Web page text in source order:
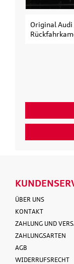
Original Audi
ÜBER UNS
KONTAKT
ZAHLUNG UND
ZAHLUNGSARTEN
AGB
WIDERRUFSRECHT